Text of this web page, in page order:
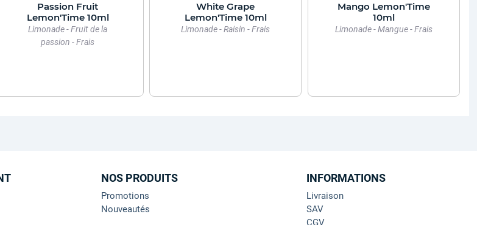
Passion Fruit
Lemon'Time 10ml
Limonade - Fruit de la
passion - Frais
White Grape
Lemon'Time 10ml
Limonade - Raisin - Frais
Mango Lemon'Time
10ml
Limonade - Mangue - Frais
NOS PRODUITS
Promotions
Nouveautés
INFORMATIONS
Livraison
SAV